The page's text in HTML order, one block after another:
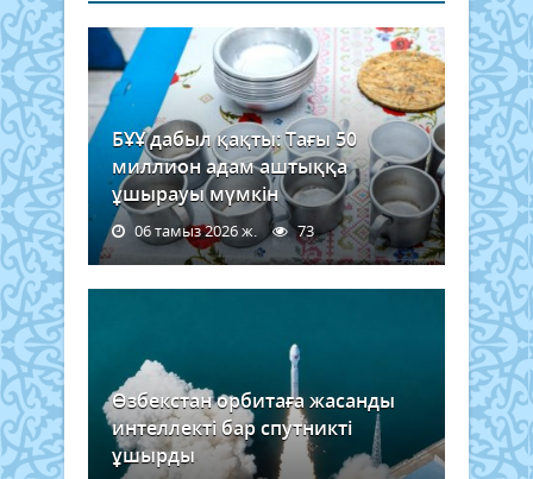
БҰҰ дабыл қақты: Тағы 50
миллион адам аштыққа
ұшырауы мүмкін
06 тамыз 2026 ж. 73
Өзбекстан орбитаға жасанды
интеллекті бар спутникті
ұшырды